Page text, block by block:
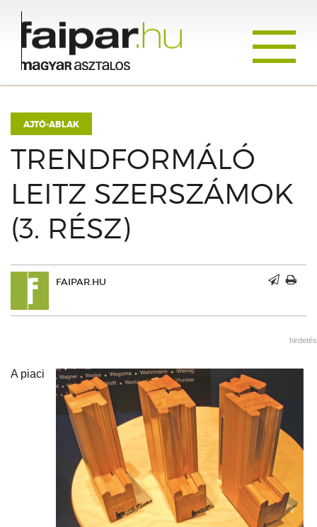
AJTÓ-ABLAK
TRENDFORMÁLÓ
LEITZ SZERSZÁMOK
(3. RÉSZ)
FAIPAR.HU
hirdetés
A piaci